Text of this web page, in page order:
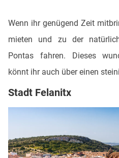
Wenn ihr genügend Zeit
mieten und zu der
Pontas fahren. Dieses
könnt ihr auch über einen
Stadt Felanitx